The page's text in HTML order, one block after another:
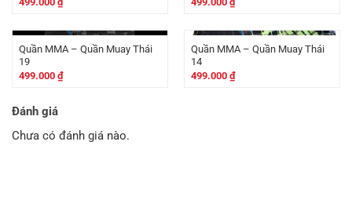
Quần MMA – Quần Muay Thái
19
499.000 ₫
Quần MMA – Quần Muay Thái
14
499.000 ₫
Đánh giá
Chưa có đánh giá nào.